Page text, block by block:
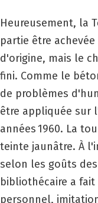
Heureusement, la
partie être
d'origine, mais le
fini. Comme le
de problèmes
être appliquée sur
années 1960. La
teinte jaunâtre. À
selon les goûts
bibliothécaire a
personnel,